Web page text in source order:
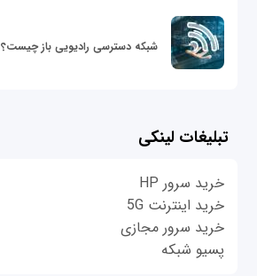
شبکه دسترسی رادیویی باز چیست؟
تبلیغات لینکی
خرید سرور HP
خرید اینترنت 5G
خرید سرور مجازی
پسیو شبکه